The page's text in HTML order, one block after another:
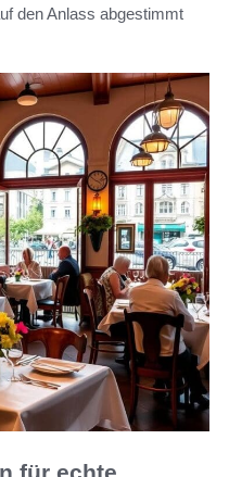
den Anlass abgestimmt
für echte